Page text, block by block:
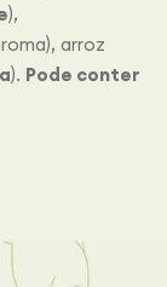
),
arroz
). Pode conter